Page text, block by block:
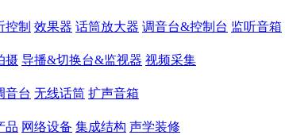
控制 效果器 话筒放大器 调音台&控制台 监听音箱
摄 导播&切换台&监视器 视频采集
音台 无线话筒 扩声音箱
品 网络设备 集成结构 声学装修